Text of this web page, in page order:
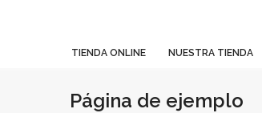
TIENDA ONLINE NUESTRA TIENDA
Página de ejemplo